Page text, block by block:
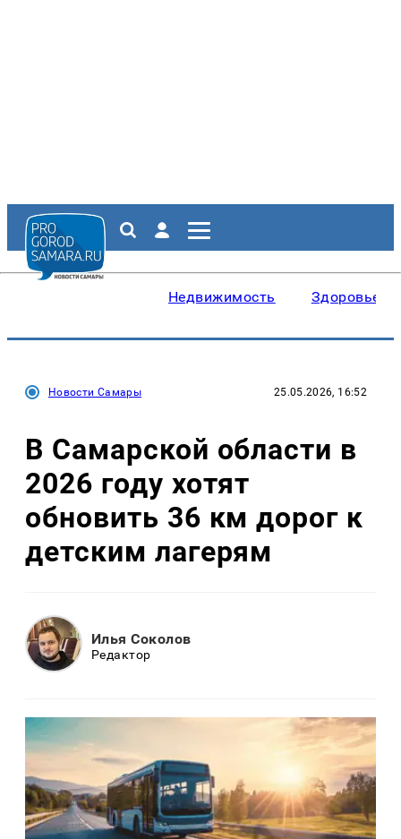
Недвижимость Здоровье
Новости Самары 25.05.2026, 16:52
В Самарской области в
2026 году хотят
обновить 36 км дорог к
детским лагерям
Илья Соколов
Редактор